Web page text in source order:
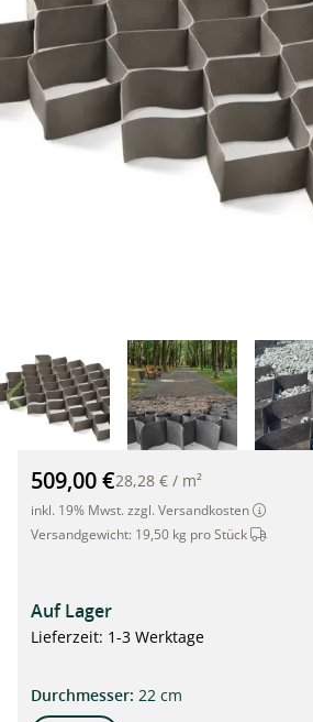
TERRAM Geozelle 22/20 (3 x 6m):
509,00 €28,28 € / m²
inkl. 19% Mwst. zzgl. Versandkosten
Versandgewicht: 19,50 kg pro Stück Dieser
Auf Lager
Lieferzeit: 1-3 Werktage
Durchmesserauswählen
: 22 cm